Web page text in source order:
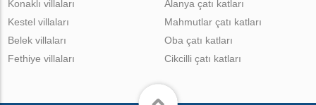
Konaklı villaları
Kestel villaları
Belek villaları
Fethiye villaları
Alanya çatı katları
Mahmutlar çatı katları
Oba çatı katları
Cikcilli çatı katları